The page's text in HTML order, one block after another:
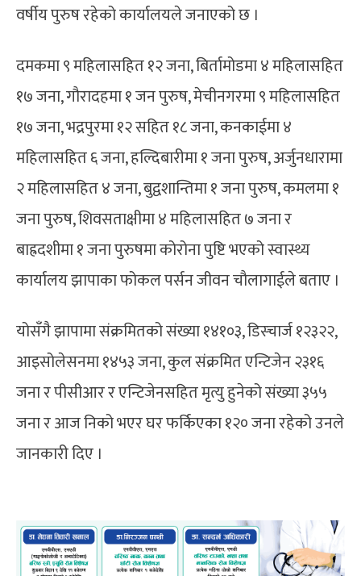
वर्षीय पुरुष रहेको कार्यालयले जनाएको छ ।
दमकमा ९ महिलासहित १२ जना, बिर्तामोडमा ४ महिलासहित
१७ जना, गौरादहमा १ जन पुरुष, मेचीनगरमा ९ महिलासहित
१७ जना, भद्रपुरमा १२ सहित १८ जना, कनकाईमा ४
महिलासहित ६ जना, हल्दिबारीमा १ जना पुरुष, अर्जुनधारामा
२ महिलासहित ४ जना, बुद्वशान्तिमा १ जना पुरुष, कमलमा १
जना पुरुष, शिवसताक्षीमा ४ महिलासहित ७ जना र
बाह्रदशीमा १ जना पुरुषमा कोरोना पुष्टि भएको स्वास्थ्य
कार्यालय झापाका फोकल पर्सन जीवन चौलागाईले बताए ।
योसँगै झापामा संक्रमितको संख्या १४१०३, डिस्चार्ज १२३२२,
आइसोलेसनमा १४५३ जना, कुल संक्रमित एन्टिजेन २३१६
जना र पीसीआर र एन्टिजेनसहित मृत्यु हुनेको संख्या ३५५
जना र आज निको भएर घर फर्किएका १२० जना रहेको उनले
जानकारी दिए ।